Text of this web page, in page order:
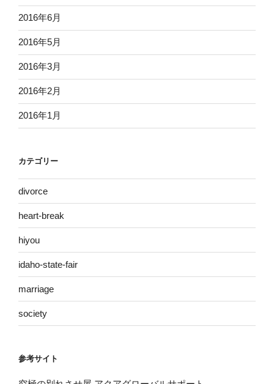
2016年6月
2016年5月
2016年3月
2016年2月
2016年1月
カテゴリー
divorce
heart-break
hiyou
idaho-state-fair
marriage
society
参考サイト